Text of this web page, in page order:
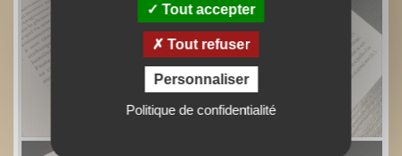
Tout accepter
Tout refuser
Personnaliser
Politique de confidentialité